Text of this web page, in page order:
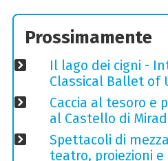
Prossimamente
Il lago dei cigni -
Classical Ballet of
Caccia al tesoro e
al Castello di
Spettacoli di
teatro, proiezioni